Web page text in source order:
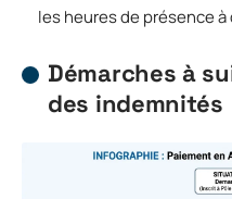
les heures de présence
Démarches à
des indemnités